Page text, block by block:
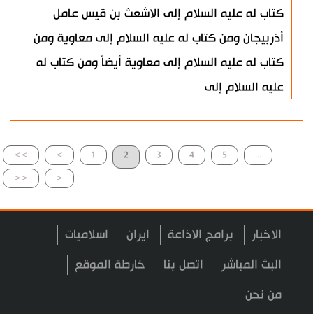
كتاب له عليه السلام إلى الاشعث بن قيس عامل
أذربيجان ومن كتاب له عليه السلام إلى معاوية ومن
كتاب له عليه السلام إلى معاوية أيضاً ومن كتاب له
عليه السلام إلى
>> > 1 2 3 4 5 ...
<
<<
الاخبار برامج الاذاعة ايران اسلاميات
البث المباشر اتصل بنا خارطة الموقع
من نحن